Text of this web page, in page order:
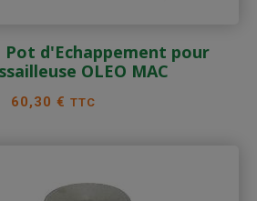
Pot d'Echappement pour
OLEO MAC
Prix
60,30 € TTC